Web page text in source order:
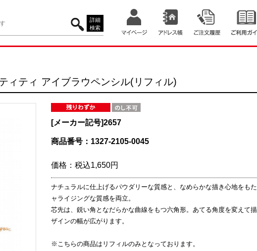
詳細
検索
ィティ アイブラウペンシル(リフィル)
[メーカー記号]2657
商品番号：1327-2105-0045
価格： 税込1,650円
ナチュラルに仕上げるパウダリーな質感と、なめらかな描き心地をも
ャライジングな質感を両立。
芯先は、鋭い角となだらかな曲線をもつ六角形。あてる角度を変えて
ザインの幅が広がります。
※こちらの商品はリフィルのみとなっております。